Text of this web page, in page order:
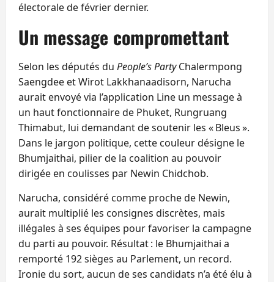
électorale de février dernier.
Un message compromettant
Selon les députés du People’s PartyChalermpong
Saengdee et Wirot Lakkhanaadisorn, Narucha
aurait envoyé via l’application Line un message à
un haut fonctionnaire de Phuket, Rungruang
Thimabut, lui demandant de soutenir les « Bleus ».
Dans le jargon politique, cette couleur désigne le
Bhumjaithai, pilier de la coalition au pouvoir
dirigée en coulisses par Newin Chidchob.
Narucha, considéré comme proche de Newin,
aurait multiplié les consignes discrètes, mais
illégales à ses équipes pour favoriser la campagne
du parti au pouvoir. Résultat : le Bhumjaithai a
remporté 192 sièges au Parlement, un record.
Ironie du sort, aucun de ses candidats n’a été élu à